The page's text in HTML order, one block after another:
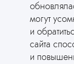
могут
и
сайта
и